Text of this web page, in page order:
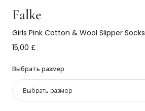
Falke
Girls Pink Cotton & Wool Slipper Socks
15,00 £
Выбрать размер
Выбрать размер